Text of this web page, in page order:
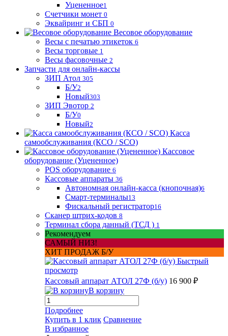
Уцененное1
Счетчики монет 0
Эквайринг и СБП 0
Весовое оборудование
Весы с печатью этикеток 6
Весы торговые 1
Весы фасовочные 2
Запчасти для онлайн-кассы
ЗИП Атол 305
Б/У2
Новый303
ЗИП Эвотор 2
Б/У0
Новый2
Касса
самообслуживания (КСО / SCO)
Кассовое
оборудование (Уцененное)
POS оборудование 6
Кассовые аппараты 36
Автономная онлайн-касса (кнопочная)6
Смарт-терминалы13
Фискальный регистратор16
Сканер штрих-кодов 8
Терминал сбора данный (ТСД ) 1
Рекомендуем
САМЫЙ НИЗ!
ХИТ ПРОДАЖ Б/У
Быстрый
просмотр
Кассовый аппарат АТОЛ 27Ф (б/у) 16 900 ₽
В корзину
Подробнее
Купить в 1 клик Сравнение
В избранное